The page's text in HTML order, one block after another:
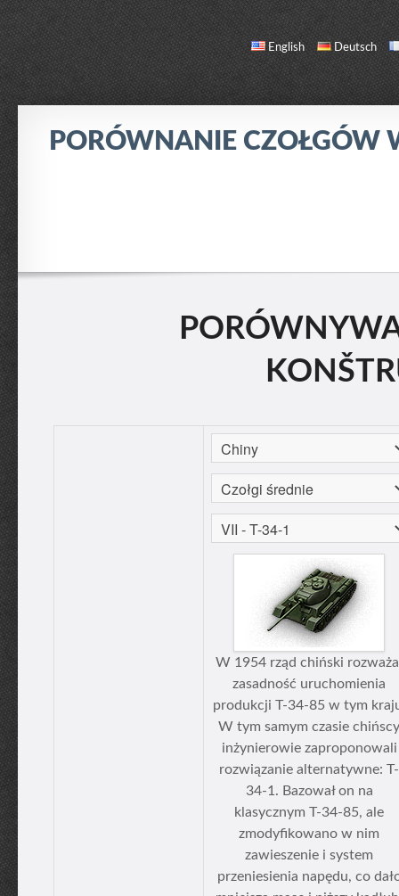
English Deutsch
PORÓWNANIE CZOŁGÓW
O NAS / KONTAKT
W 1954 rząd chiński
zasadność uruchomienia
produkcji T-34-85 w tym
W tym samym czasie chińscy
inżynierowie zaproponowali
rozwiązanie alternatywne: T-
34-1. Bazował on na
klasycznym T-34-85, ale
zmodyfikowano w nim
zawieszenie i system
przeniesienia napędu, co